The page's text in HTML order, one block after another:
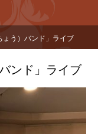
ょう）バンド」ライブ
ンド」ライブ